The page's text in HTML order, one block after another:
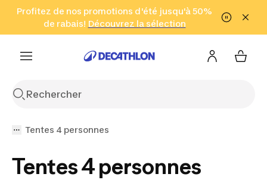
Aller à la recherche Aller au contenu Aller au pied de
Profitez de nos promotions d'été jusqu'à 50%
de rabais! Découvrez la sélection
Cliquez ici
en seulement 2 h!
(Zones sélectionnées)
Tentes 4 personnes
Tentes 4 personnes